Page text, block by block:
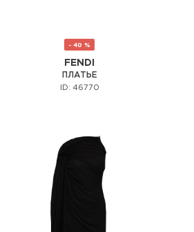
- 40 %
FENDI
ПЛАТЬЕ
ID: 46770